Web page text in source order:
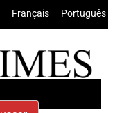
Français Português